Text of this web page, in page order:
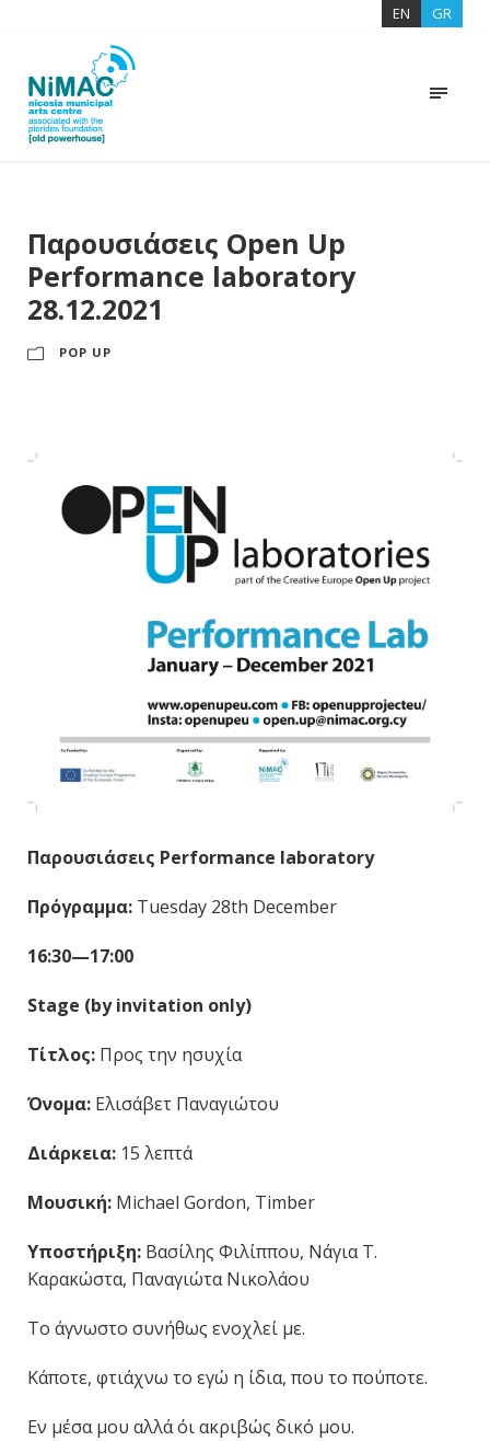
EN GR
Παρουσιάσεις Open Up
Performance laboratory
28.12.2021
POP UP
Παρουσιάσεις Performance laboratory
Πρόγραμμα: Tuesday 28th December
16:30—17:00
Stage (by invitation only)
Τίτλος: Προς την ησυχία
Όνομα: Ελισάβετ Παναγιώτου
Διάρκεια: 15 λεπτά
Μουσική: Michael Gordon, Timber
Υποστήριξη: Βασίλης Φιλίππου, Νάγια T.
Καρακώστα, Παναγιώτα Νικολάου
Το άγνωστο συνήθως ενοχλεί με.
Κάποτε, φτιάχνω το εγώ η ίδια, που το πούποτε.
Εν μέσα μου αλλά όι ακριβώς δικό μου.